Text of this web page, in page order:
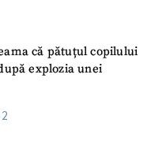
că pătuțul copilului
explozia unei